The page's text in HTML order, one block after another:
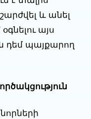
և անել
այս
դեմ պայքարող